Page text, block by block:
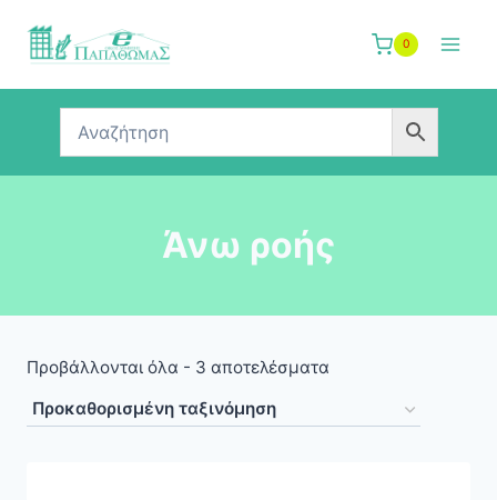
0
Άνω ροής
Προβάλλονται όλα - 3 αποτελέσματα